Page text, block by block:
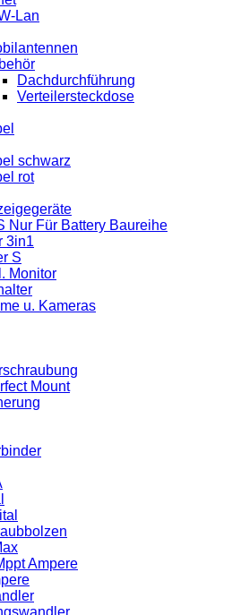
Lan
Dachdurchführung
Verteilersteckdose
schwarz
rot
Nur Für Battery Baureihe
3in1
S
Monitor
u. Kameras
Mount
Ampere